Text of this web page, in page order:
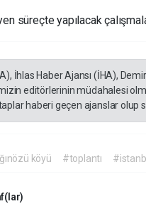
süreçte yapılacak
İhlas Haber Ajansı (İHA),
editörlerinin müdahalesi
haberi geçen ajanslar olup
köyü #toplantı